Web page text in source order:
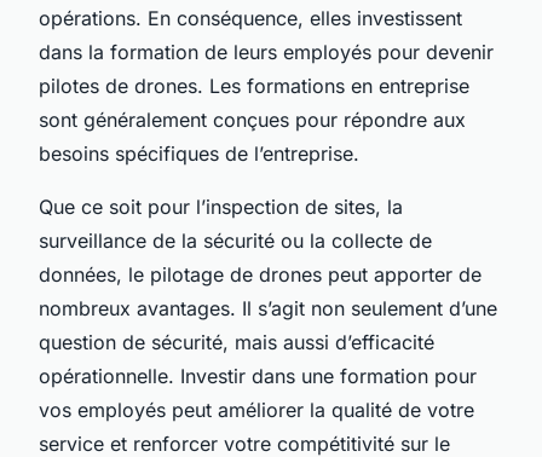
opérations. En conséquence, elles investissent
dans la formation de leurs employés pour devenir
pilotes de drones. Les formations en entreprise
sont généralement conçues pour répondre aux
besoins spécifiques de l’entreprise.
Que ce soit pour l’inspection de sites, la
surveillance de la sécurité ou la collecte de
données, le pilotage de drones peut apporter de
nombreux avantages. Il s’agit non seulement d’une
question de sécurité, mais aussi d’efficacité
opérationnelle. Investir dans une formation pour
vos employés peut améliorer la qualité de votre
service et renforcer votre compétitivité sur le